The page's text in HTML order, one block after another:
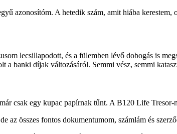
azonosítóm. A hetedik szám, amit hiába
lecsillapodott, és a fülemben lévő dobogás is
a banki díjak változásáról. Semmi vész, semmi
csak egy kupac papírnak tűnt. A B120 Life
az összes fontos dokumentumom, számlám és